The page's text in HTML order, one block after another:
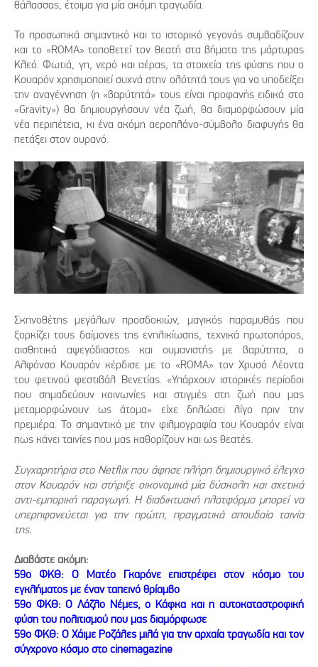
θάλασσας, έτοιμα για μία ακόμη τραγωδία.
Το προσωπικά σημαντικό και το ιστορικό γεγονός συμβαδίζουν
και το «ROMA» τοποθετεί τον θεατή στα βήματα της μάρτυρας
Κλεό. Φωτιά, γη, νερό και αέρας, τα στοιχεία της φύσης που ο
Κουαρόν χρησιμοποιεί συχνά στην ολότητά τους για να υποδείξει
την αναγέννηση (η «βαρύτητά» τους είναι προφανής ειδικά στο
«Gravity») θα δημιουργήσουν νέα ζωή, θα διαμορφώσουν μία
νέα περιπέτεια, κι ένα ακόμη αεροπλάνο-σύμβολο διαφυγής θα
πετάξει στον ουρανό.
Σκηνοθέτης μεγάλων προσδοκιών, μαγικός παραμυθάς που
ξορκίζει τους δαίμονες της ενηλικίωσης, τεχνικά πρωτοπόρος,
αισθητικά αψεγάδιαστος και ουμανιστής με βαρύτητα, ο
Αλφόνσο Κουαρόν κέρδισε με το «ROMA» τον Χρυσό Λέοντα
του φετινού φεστιβάλ Βενετίας. «Υπάρχουν ιστορικές περίοδοι
που σημαδεύουν κοινωνίες και στιγμές στη ζωή που μας
μεταμορφώνουν ως άτομα» είχε δηλώσει λίγο πριν την
πρεμιέρα. Το σημαντικό με την φιλμογραφία του Κουαρόν είναι
πως κάνει ταινίες που μας καθορίζουν και ως θεατές.
Συγχαρητήρια στο Netflix που άφησε πλήρη δημιουργικό έλεγχο
στον Κουαρόν και στήριξε οικονομικά μία δύσκολη και σχετικά
αντι-εμπορική παραγωγή. Η διαδικτυακή πλατφόρμα μπορεί να
υπερηφανεύεται για την πρώτη, πραγματικά σπουδαία ταινία
της.
Διαβάστε ακόμη:
59ο ΦΚΘ: Ο Ματέο Γκαρόνε επιστρέφει στον κόσμο του
εγκλήματος με έναν ταπεινό θρίαμβο
59ο ΦΚΘ: O Λάζλο Νέμες, ο Κάφκα και η αυτοκαταστροφική
φύση του πολιτισμού που μας διαμόρφωσε
59ο ΦΚΘ: Ο Χάιμε Ροζάλες μιλά για την αρχαία τραγωδία και τον
σύγχρονο κόσμο στο cinemagazine